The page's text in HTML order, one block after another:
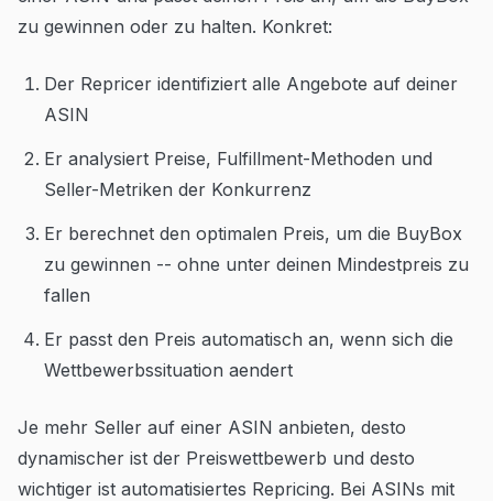
zu gewinnen oder zu halten. Konkret:
Der Repricer identifiziert alle Angebote auf deiner
ASIN
Er analysiert Preise, Fulfillment-Methoden und
Seller-Metriken der Konkurrenz
Er berechnet den optimalen Preis, um die BuyBox
zu gewinnen -- ohne unter deinen Mindestpreis zu
fallen
Er passt den Preis automatisch an, wenn sich die
Wettbewerbssituation aendert
Je mehr Seller auf einer ASIN anbieten, desto
dynamischer ist der Preiswettbewerb und desto
wichtiger ist automatisiertes Repricing. Bei ASINs mit